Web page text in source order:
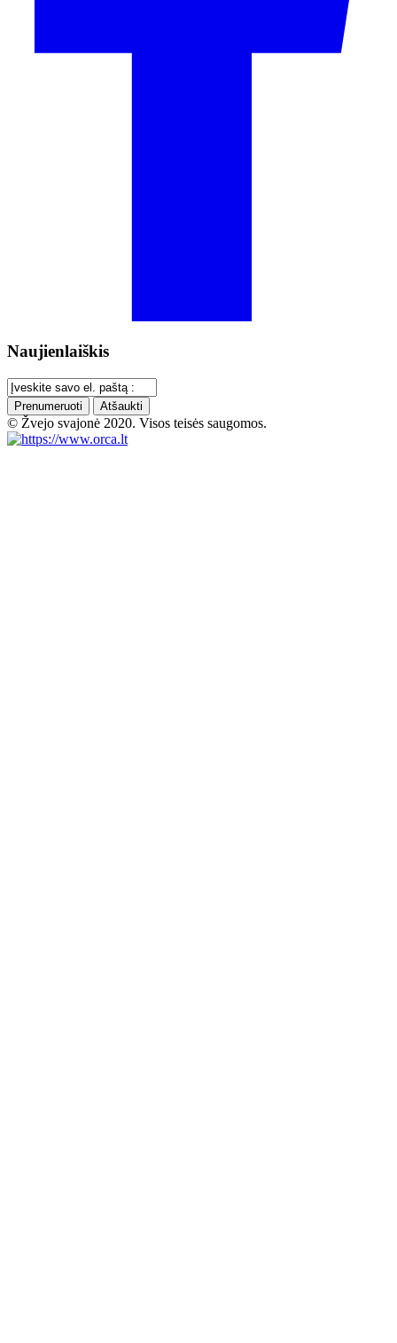
Naujienlaiškis
Prenumeruoti Atšaukti
© Žvejo svajonė 2020. Visos teisės saugomos.